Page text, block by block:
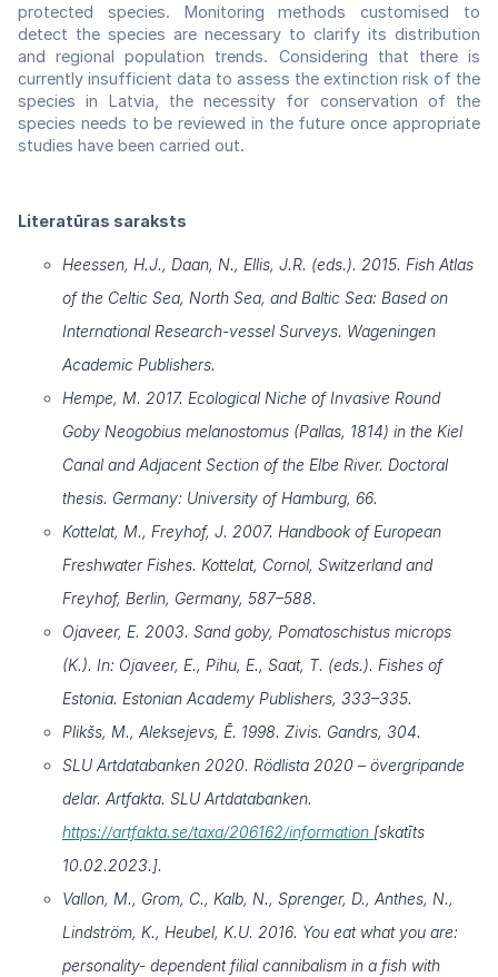
protected species. Monitoring methods customised to
detect the species are necessary to clarify its distribution
and regional population trends. Considering that there is
currently insufficient data to assess the extinction risk of the
species in Latvia, the necessity for conservation of the
species needs to be reviewed in the future once appropriate
studies have been carried out.
Literatūras saraksts
Heessen, H.J., Daan, N., Ellis, J.R. (eds.). 2015. Fish Atlas
of the Celtic Sea, North Sea, and Baltic Sea: Based on
International Research-vessel Surveys. Wageningen
Academic Publishers.
Hempe, M. 2017. Ecological Niche of Invasive Round
Goby Neogobius melanostomus (Pallas, 1814) in the Kiel
Canal and Adjacent Section of the Elbe River. Doctoral
thesis. Germany: University of Hamburg, 66.
Kottelat, M., Freyhof, J. 2007. Handbook of European
Freshwater Fishes. Kottelat, Cornol, Switzerland and
Freyhof, Berlin, Germany, 587–588.
Ojaveer, E. 2003. Sand goby, Pomatoschistus microps
(K.). In: Ojaveer, E., Pihu, E., Saat, T. (eds.). Fishes of
Estonia. Estonian Academy Publishers, 333–335.
Plikšs, M., Aleksejevs, Ē. 1998. Zivis. Gandrs, 304.
SLU Artdatabanken 2020. Rödlista 2020 – övergripande
delar. Artfakta. SLU Artdatabanken.
https://artfakta.se/taxa/206162/information [skatīts
10.02.2023.].
Vallon, M., Grom, C., Kalb, N., Sprenger, D., Anthes, N.,
Lindström, K., Heubel, K.U. 2016. You eat what you are:
personality- dependent filial cannibalism in a fish with